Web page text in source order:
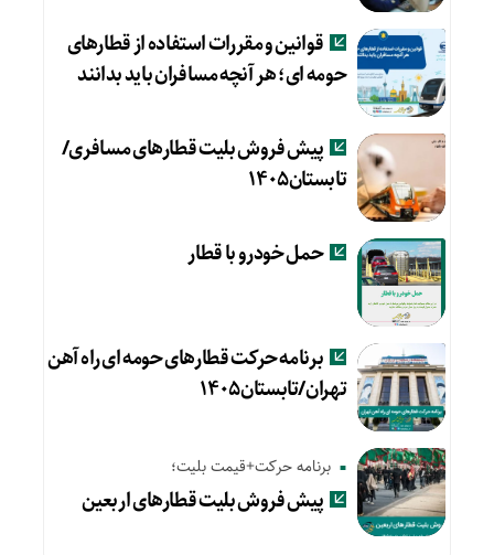
قوانین و مقررات استفاده از قطارهای
حومه ای؛ هر آنچه مسافران باید بدانند
پیش فروش بلیت قطارهای مسافری/
تابستان۱۴۰۵
حمل خودرو با قطار
برنامه حرکت قطارهای حومه ای راه آهن
تهران/تابستان۱۴۰۵
برنامه حرکت+قیمت بلیت؛
پیش‌ فروش بلیت قطارهای اربعین